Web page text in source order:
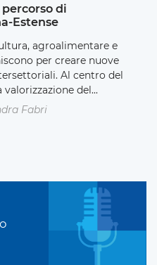
di
Estense
agroalimentare e
per creare nuove
Al centro del
del...
Fabri